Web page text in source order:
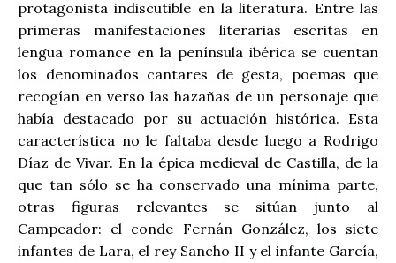
protagonista indiscutible en la literatura. Entre las
primeras manifestaciones literarias escritas en
lengua romance en la península ibérica se cuentan
los denominados cantares de gesta, poemas que
recogían en verso las hazañas de un personaje que
había destacado por su actuación histórica. Esta
característica no le faltaba desde luego a Rodrigo
Díaz de Vivar. En la épica medieval de Castilla, de la
que tan sólo se ha conservado una mínima parte,
otras figuras relevantes se sitúan junto al
Campeador: el conde Fernán González, los siete
infantes de Lara, el rey Sancho II y el infante García,